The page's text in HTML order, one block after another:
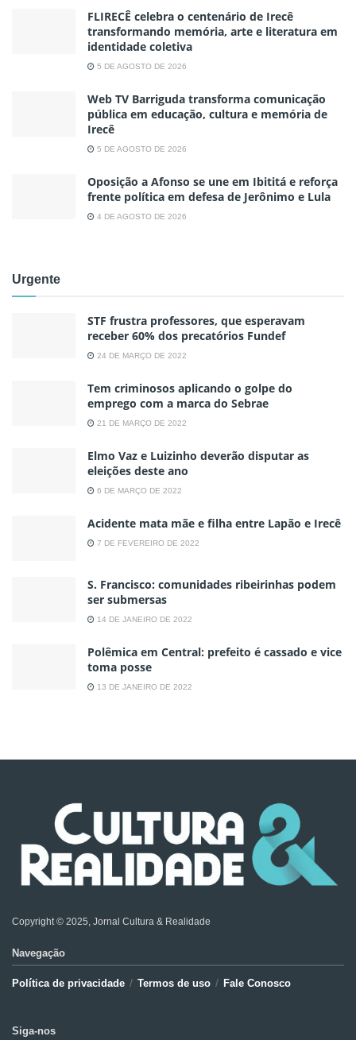
FLIRECÊ celebra o centenário de Irecê
transformando memória, arte e literatura em
identidade coletiva
5 DE AGOSTO DE 2026
Web TV Barriguda transforma comunicação
pública em educação, cultura e memória de
Irecê
5 DE AGOSTO DE 2026
Oposição a Afonso se une em Ibititá e reforça
frente política em defesa de Jerônimo e Lula
4 DE AGOSTO DE 2026
Urgente
STF frustra professores, que esperavam
receber 60% dos precatórios Fundef
24 DE MARÇO DE 2022
Tem criminosos aplicando o golpe do
emprego com a marca do Sebrae
21 DE MARÇO DE 2022
Elmo Vaz e Luizinho deverão disputar as
eleições deste ano
6 DE MARÇO DE 2022
Acidente mata mãe e filha entre Lapão e Irecê
7 DE FEVEREIRO DE 2022
S. Francisco: comunidades ribeirinhas podem
ser submersas
14 DE JANEIRO DE 2022
Polêmica em Central: prefeito é cassado e vice
toma posse
13 DE JANEIRO DE 2022
Copyright © 2025, Jornal Cultura & Realidade
Navegação
Política de privacidade Termos de uso Fale Conosco
Siga-nos